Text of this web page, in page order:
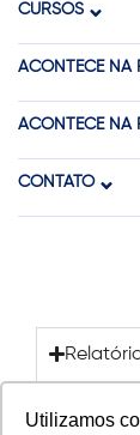
Utilizamos
CURSOS
ACONTECE NA
ACONTECE NA
CONTATO